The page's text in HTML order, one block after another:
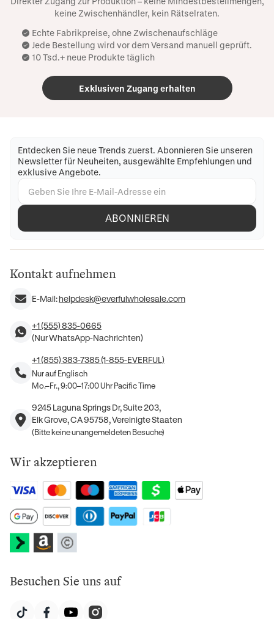
keine Zwischenhändler, kein Rätselraten.
Echte Fabrikpreise, ohne Zwischenaufschläge
Jede Bestellung wird vor dem Versand manuell geprüft.
10 Tsd.+ neue Produkte täglich
Exklusiven Zugang erhalten
Entdecken Sie neue Trends zuerst. Abonnieren Sie unseren
Newsletter für Neuheiten, ausgewählte Empfehlungen und
exklusive Angebote.
ABONNIEREN
Kontakt aufnehmen
E-Mail:helpdesk@everfulwholesale.com
+1 (555) 835-0665
(Nur WhatsApp-Nachrichten)
+1 (855) 383-7385 (1-855-EVERFUL)
Nur auf Englisch
Mo.–Fr., 9:00–17:00 Uhr Pacific Time
9245 Laguna Springs Dr, Suite 203,
Elk Grove, CA 95758, Vereinigte Staaten
(Bitte keine unangemeldeten Besuche)
Wir akzeptieren
Besuchen Sie uns auf